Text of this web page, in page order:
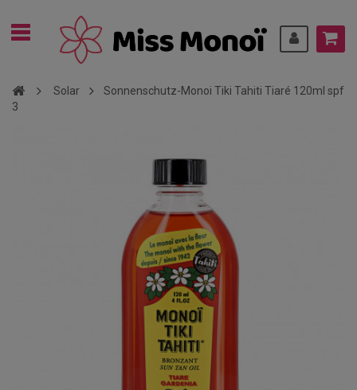
Solar
Sonnenschutz-Monoi Tiki Tahiti Tiaré 120ml spf
3